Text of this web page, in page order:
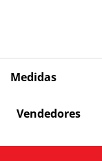
Medidas
Vendedores